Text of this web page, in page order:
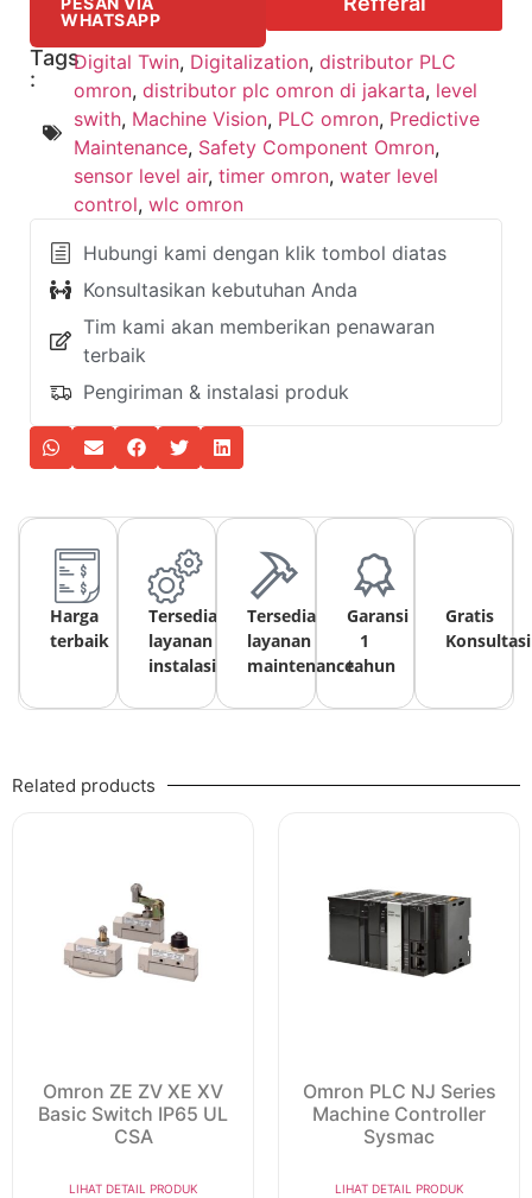
WHATSAPP
Tags
:
Digital Twin, Digitalization,distributor PLC
omron,distributor plc omron di jakarta, level
swith, Machine Vision, PLC omron, Predictive
Maintenance, Safety Component Omron,
sensor level air,timer omron,water level
control,wlc omron
Hubungi kami dengan klik tombol diatas
Konsultasikan kebutuhan Anda
Tim kami akan memberikan penawaran
terbaik
Pengiriman & instalasi produk
Harga
terbaik
Tersedia
layanan
instalasi
Tersedia
layanan
maintenance
Garansi
1
tahun
Gratis
Konsultasi
Related products
Omron ZE ZV XE XV
Basic Switch IP65 UL
CSA
LIHAT DETAIL PRODUK
Omron PLC NJ Series
Machine Controller
Sysmac
LIHAT DETAIL PRODUK